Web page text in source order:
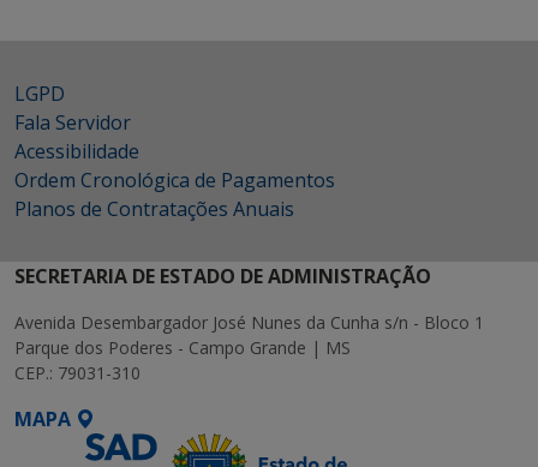
LGPD
Fala Servidor
Acessibilidade
Ordem Cronológica de Pagamentos
Planos de Contratações Anuais
SECRETARIA DE ESTADO DE ADMINISTRAÇÃO
Avenida Desembargador José Nunes da Cunha s/n - Bloco 1
Parque dos Poderes - Campo Grande | MS
CEP.: 79031-310
MAPA